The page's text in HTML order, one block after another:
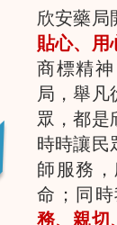
欣安藥局
貼心、用
商標精
局，舉凡
眾，都是
時時讓民
師服務
命；同
務、親切